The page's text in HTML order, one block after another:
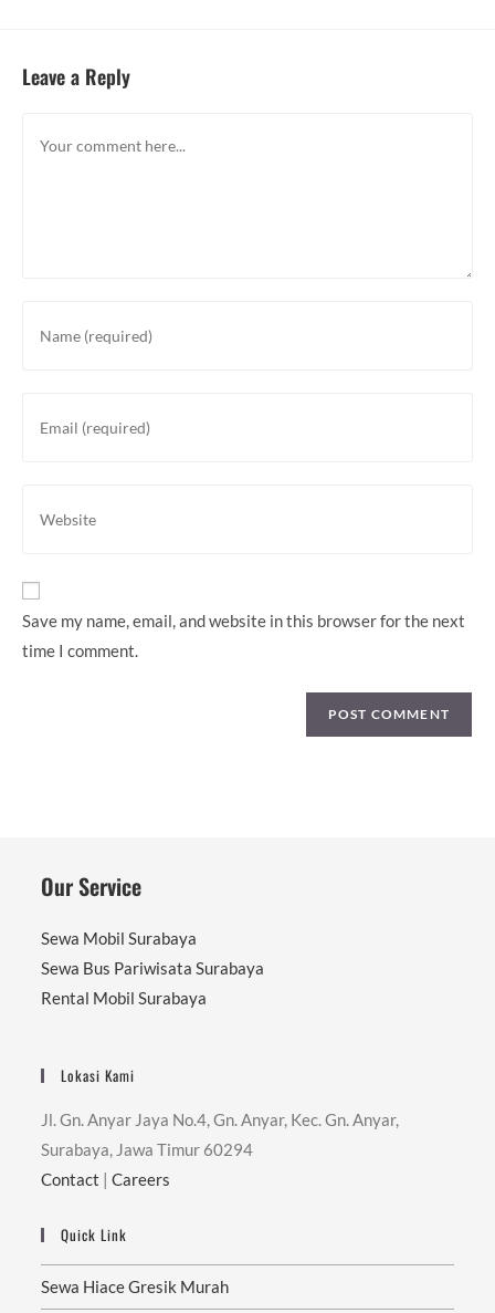
Leave a Reply
your
username
your
your
URL
Save my name, email, and website in this browser for the next
time I comment.
Our Service
Sewa Mobil Surabaya
Sewa Bus Pariwisata Surabaya
Rental Mobil Surabaya
Lokasi Kami
Jl. Gn. Anyar Jaya No.4, Gn. Anyar, Kec. Gn. Anyar,
Surabaya, Jawa Timur 60294
Contact |Careers
Quick Link
Sewa Hiace Gresik Murah